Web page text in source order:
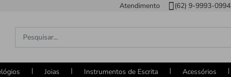
Atendimento (62) 9-9993-0994
Joias Instrumentos de Escrita Acessórios